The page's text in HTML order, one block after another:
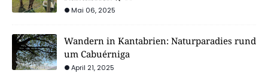
Mai 06, 2025
Wandern in Kantabrien: Naturparadies rund
um Cabuérniga
April 21, 2025